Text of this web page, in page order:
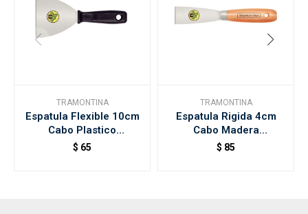
TRAMONTINA
Espatula Flexible 10cm
Cabo Plastico
Tramontina
$ 65
TRAMONTINA
Espatula Rigida 4cm
Cabo Madera
Tramontina
$ 85